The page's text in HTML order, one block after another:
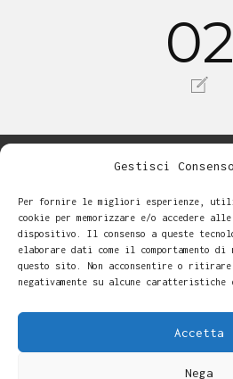
Gestisci
Per fornire le migliori esperienze,
cookie per memorizzare e/o accedere
dispositivo. Il consenso a queste
elaborare dati come il comportamento
questo sito. Non acconsentire o
negativamente su alcune caratteristiche
Accetta
Nega
02